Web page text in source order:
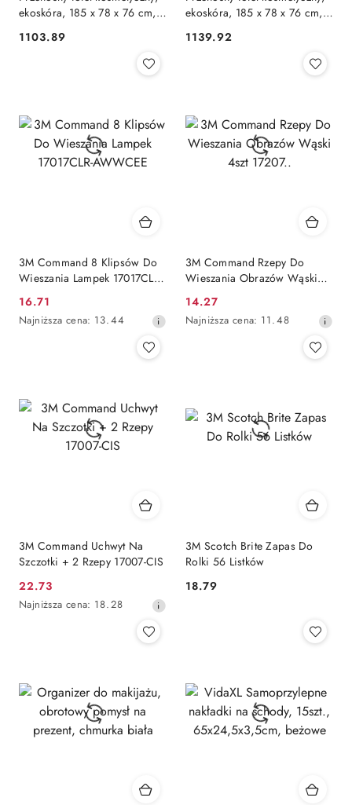
ekoskóra, 185 x 78 x 76 cm,
Cena:
1103.89
ekoskóra, 185 x 78 x 76 cm,
Cena:
1139.92
3M Command 8 Klipsów Do
Wieszania Lampek 17017CLR-
Cena
promocyjna:
16.71
Najniższa
obniżką
Najniższa cena: 13.44
3M Command Rzepy Do
Wieszania Obrazów Wąski
Cena
promocyjna:
14.27
Najniższa
Najniższa cena: 11.48
3M Command Uchwyt Na
Szczotki + 2 Rzepy 17007-CIS
Cena
promocyjna:
22.73
Najniższa
obniżką
Najniższa cena: 18.28
3M Scotch Brite Zapas Do
Rolki 56 Listków
Cena:
18.79